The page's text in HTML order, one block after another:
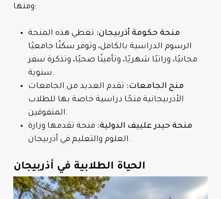
ومنها:
منحة حكومة أذربيجان: تغطي هذه المنحة
الرسوم الدراسية بالكامل، وتوفر سكنًا جامعيًا
مجانيًا، وراتبًا شهريًا، وتأمينًا صحيًا، وتذكرة سفر
سنوية.
منح الجامعات: تقدم العديد من الجامعات
الأذربيجانية منحًا دراسية خاصة بها للطلاب
المتفوقين.
منحة حيدر علييف الدولية: منحة تقدمها وزارة
العلوم والتعليم في أذربيجان.
الحياة الطلابية في أذربيجان